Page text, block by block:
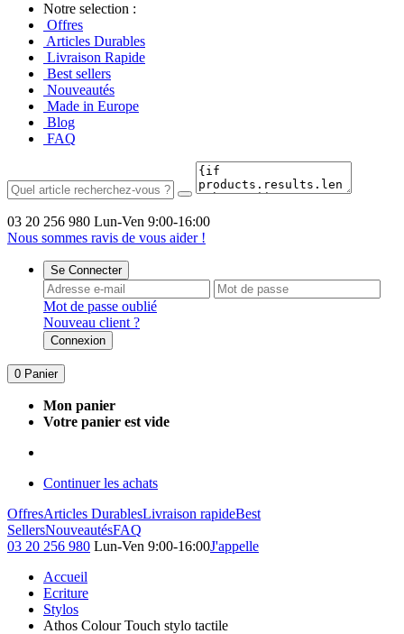
Notre selection :
Offres
Articles Durables
Livraison Rapide
Best sellers
Nouveautés
Made in Europe
Blog
FAQ
03 20 256 980 Lun-Ven 9:00-16:00
Nous sommes ravis de vous aider !
Se Connecter
Mot de passe oublié
Nouveau client ?
Connexion
0 Panier
Mon panier
Votre panier est vide
Continuer les achats
OffresArticles DurablesLivraison rapideBest
SellersNouveautésFAQ
03 20 256 980 Lun-Ven 9:00-16:00J'appelle
Accueil
Ecriture
Stylos
Athos Colour Touch stylo tactile